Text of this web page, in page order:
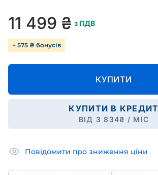
11 499 ₴ з ПДВ
+ 575 ₴ бонусів
КУПИТИ
КУПИТИ В КРЕДИТ
ВІД 3 834₴ / МІС
Повідомити про зниження ціни